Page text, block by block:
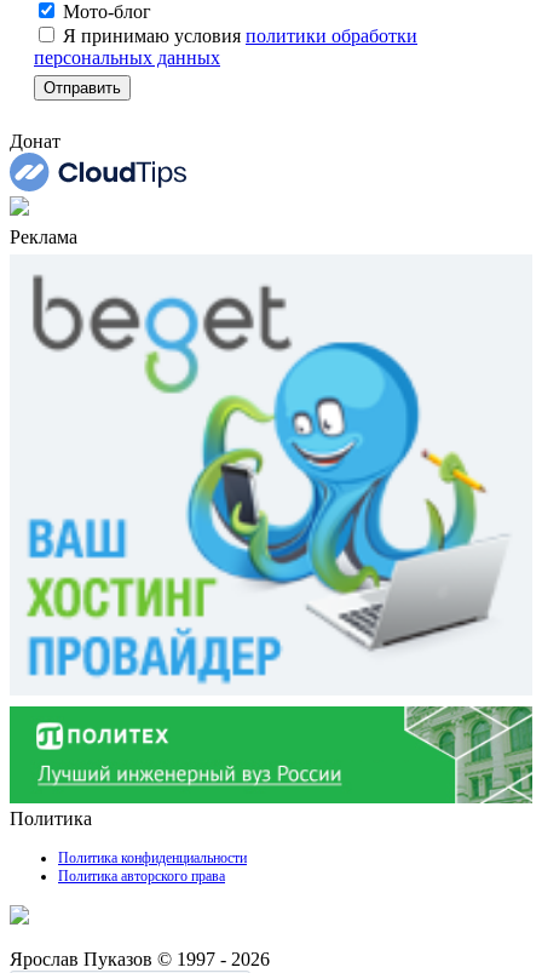
Мото-блог
Я принимаю условия политики обработки
персональных данных
Донат
Реклама
Политика
Политика конфиденциальности
Политика авторского права
Ярослав Пуказов © 1997 - 2026